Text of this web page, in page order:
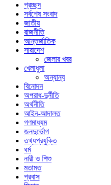
প্রচ্ছদ
সর্বশেষ সংবাদ
জাতীয়
রাজনীতি
আন্তর্জাতিক
সারাদেশ
জেলার খবর
খেলাধুলা
অন্যান্য
বিনোদন
অপরাধ-দুর্নীতি
অর্থনীতি
আইন-আদালত
গণমাধ্যম
জনদুর্ভোগ
তথ্যপ্রযুক্তি
ধর্ম
নারী ও শিশু
মতামত
প্রবাস